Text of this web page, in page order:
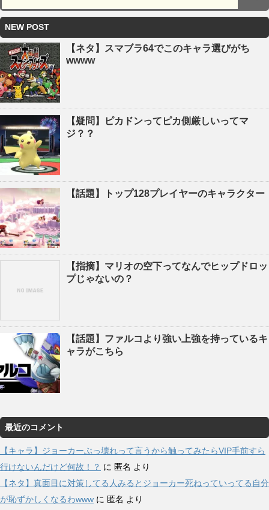
NEW POST
【ネタ】スマブラ64でこのキャラ選びがち
wwww
【疑問】ピカドンってピカ側厳しいってマ
ジ？？
【話題】トップ128プレイヤーのキャラクター
【指摘】マリオの空下ってなんでヒップドロッ
プじゃないの？
【話題】ファルコより強い上強を持っているキ
ャラがこちら
最近のコメント
【キャラ】ジョーカーぶっ壊れって言うから触ってみたらVIP手前すら
行けないんだけど何故！？ に 匿名 より
【ネタ】真面目に対策してる人みるとジョーカー死ねっていってる自分
が恥ずかしくなるわwww に 匿名 より